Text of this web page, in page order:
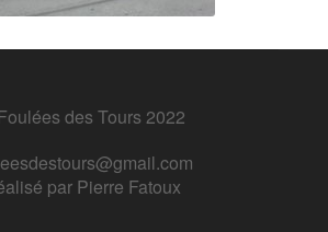
des Tours 2022
par Pierre Fatoux